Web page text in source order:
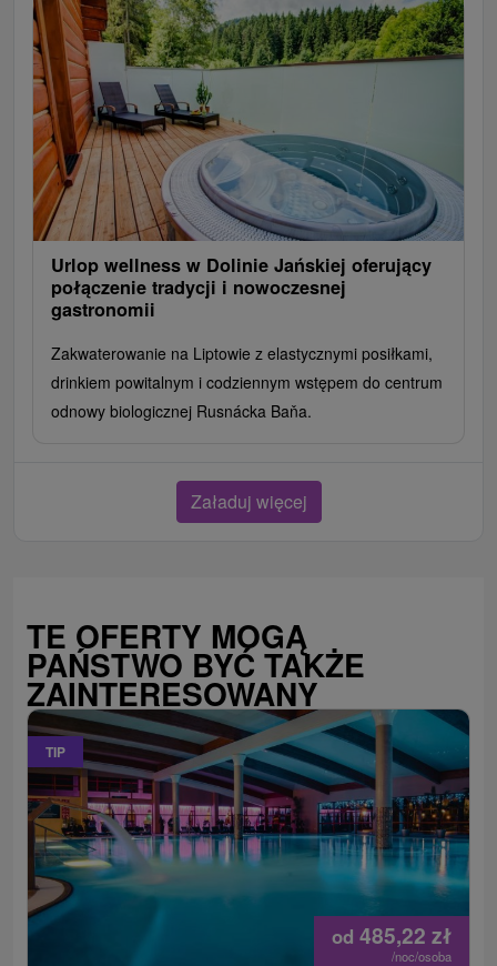
Urlop wellness w Dolinie Jańskiej oferujący
połączenie tradycji i nowoczesnej
gastronomii
Zakwaterowanie na Liptowie z elastycznymi posiłkami,
drinkiem powitalnym i codziennym wstępem do centrum
odnowy biologicznej Rusnácka Baňa.
Załaduj więcej
TE OFERTY MOGĄ
PAŃSTWO BYĆ TAKŻE
ZAINTERESOWANY
TIP
od 485,22 zł
/noc/osoba